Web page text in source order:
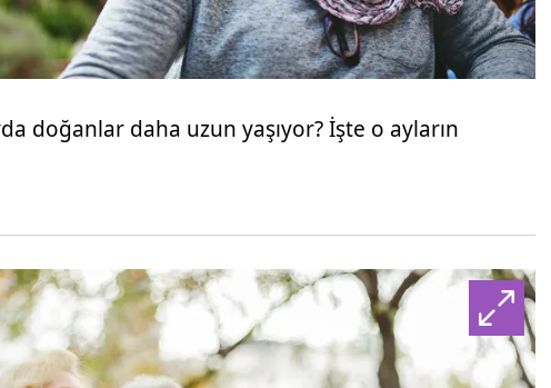
doğanlar daha uzun yaşıyor? İşte o ayların